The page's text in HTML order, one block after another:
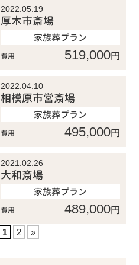
2022.05.19
厚木市斎場
家族葬プラン
費用 519,000円
2022.04.10
相模原市営斎場
家族葬プラン
費用 495,000円
2021.02.26
大和斎場
家族葬プラン
費用 489,000円
1 2 »